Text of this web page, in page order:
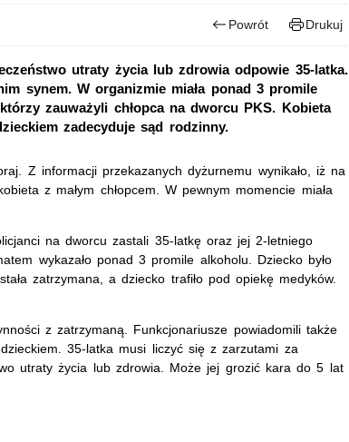
Powrót Drukuj
utraty życia lub zdrowia odpowie 35-latka.
synem. W organizmie miała ponad 3 promile
zauważyli chłopca na dworcu PKS. Kobieta
zadecyduje sąd rodzinny.
Z informacji przekazanych dyżurnemu wynikało, iż na
z małym chłopcem. W pewnym momencie miała
na dworcu zastali 35-latkę oraz jej 2-letniego
wykazało ponad 3 promile alkoholu. Dziecko było
zatrzymana, a dziecko trafiło pod opiekę medyków.
z zatrzymaną. Funkcjonariusze powiadomili także
35-latka musi liczyć się z zarzutami za
utraty życia lub zdrowia. Może jej grozić kara do 5 lat